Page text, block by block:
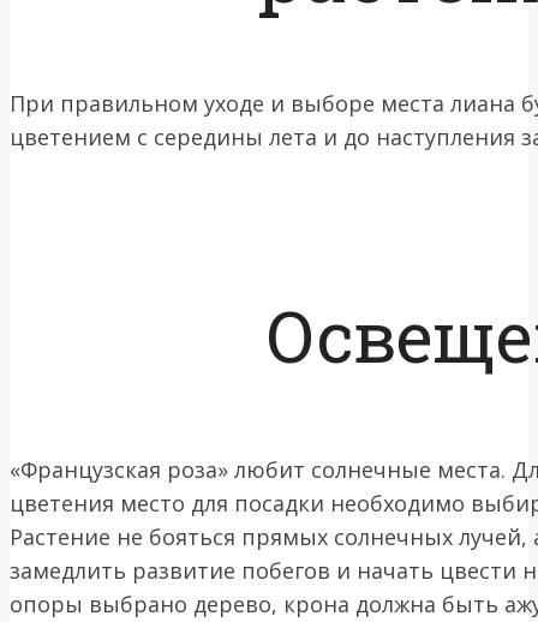
При правильном уходе и выборе места лиана
цветением с середины лета и до наступления
«Французская роза» любит солнечные места.
цветения место для посадки необходимо
Растение не бояться прямых солнечных
замедлить развитие побегов и начать цвести
опоры выбрано дерево, крона должна быть